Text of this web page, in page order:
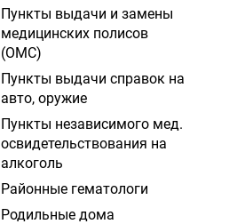
Пункты выдачи и замены
медицинских полисов
(ОМС)
Пункты выдачи справок на
авто, оружие
Пункты независимого мед.
освидетельствования на
алкоголь
Районные гематологи
Родильные дома